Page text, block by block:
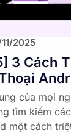
2025
3 Cách
của mọi
tìm kiếm
một cách